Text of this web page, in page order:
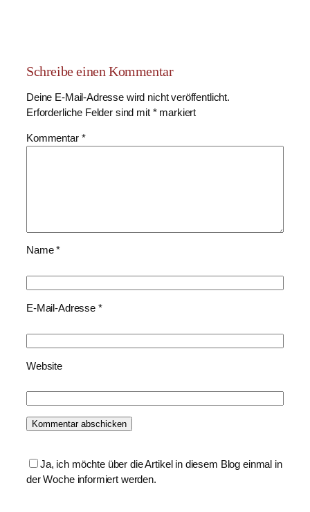
Schreibe einen Kommentar
Deine E-Mail-Adresse wird nicht veröffentlicht.
Erforderliche Felder sind mit * markiert
Kommentar *
Name *
E-Mail-Adresse *
Website
Ja, ich möchte über die Artikel in diesem Blog einmal in
der Woche informiert werden.